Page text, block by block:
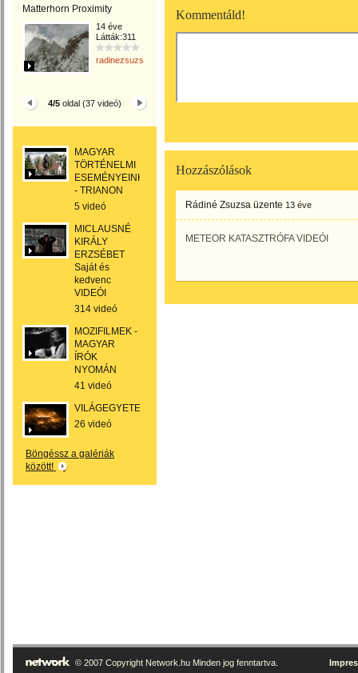
Matterhorn Proximity
14 éve
Látták:311
radinezsuzsa
4/5 oldal (37 videó)
MAGYAR
TÖRTÉNELMI
ESEMÉNYEINK
- TRIANON
5 videó
MICLAUSNÉ
KIRÁLY
ERZSÉBET
Saját és
kedvenc
VIDEÓI
314 videó
MOZIFILMEK -
MAGYAR
ÍRÓK
NYOMÁN
41 videó
VILÁGEGYETEM
26 videó
Böngéssz a galériák
között!
Kommentáld!
Hozzászólások
Rádiné Zsuzsa üzente 13 éve
METEOR KATASZTRÓFA VIDEÓI
© 2007 Copyright Network.hu Minden jog fenntartva.